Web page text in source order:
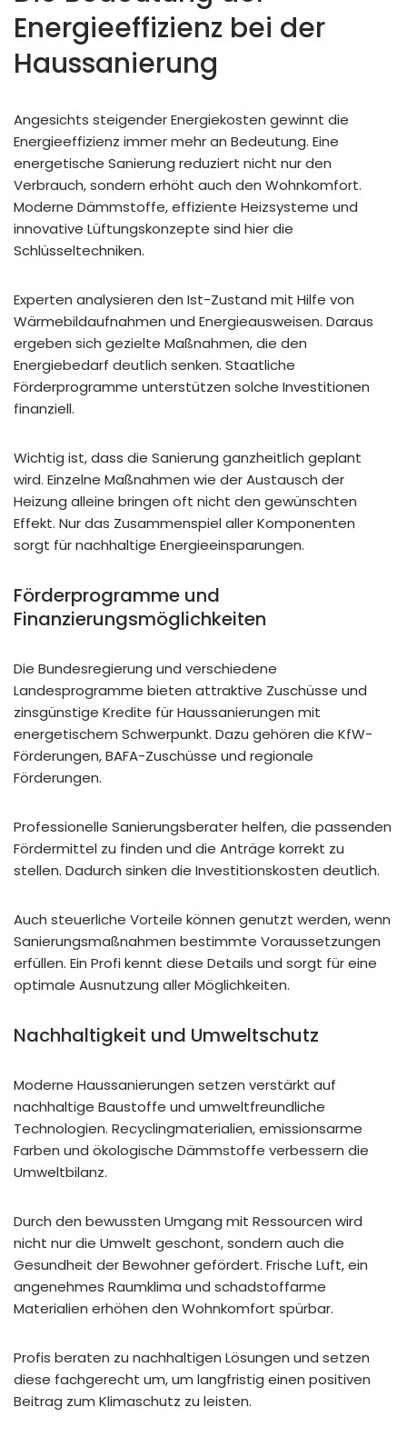
Energieeffizienz bei der
Haussanierung
Angesichts steigender Energiekosten gewinnt die
Energieeffizienz immer mehr an Bedeutung. Eine
energetische Sanierung reduziert nicht nur den
Verbrauch, sondern erhöht auch den Wohnkomfort.
Moderne Dämmstoffe, effiziente Heizsysteme und
innovative Lüftungskonzepte sind hier die
Schlüsseltechniken.
Experten analysieren den Ist-Zustand mit Hilfe von
Wärmebildaufnahmen und Energieausweisen. Daraus
ergeben sich gezielte Maßnahmen, die den
Energiebedarf deutlich senken. Staatliche
Förderprogramme unterstützen solche Investitionen
finanziell.
Wichtig ist, dass die Sanierung ganzheitlich geplant
wird. Einzelne Maßnahmen wie der Austausch der
Heizung alleine bringen oft nicht den gewünschten
Effekt. Nur das Zusammenspiel aller Komponenten
sorgt für nachhaltige Energieeinsparungen.
Förderprogramme und
Finanzierungsmöglichkeiten
Die Bundesregierung und verschiedene
Landesprogramme bieten attraktive Zuschüsse und
zinsgünstige Kredite für Haussanierungen mit
energetischem Schwerpunkt. Dazu gehören die KfW-
Förderungen, BAFA-Zuschüsse und regionale
Förderungen.
Professionelle Sanierungsberater helfen, die passenden
Fördermittel zu finden und die Anträge korrekt zu
stellen. Dadurch sinken die Investitionskosten deutlich.
Auch steuerliche Vorteile können genutzt werden, wenn
Sanierungsmaßnahmen bestimmte Voraussetzungen
erfüllen. Ein Profi kennt diese Details und sorgt für eine
optimale Ausnutzung aller Möglichkeiten.
Nachhaltigkeit und Umweltschutz
Moderne Haussanierungen setzen verstärkt auf
nachhaltige Baustoffe und umweltfreundliche
Technologien. Recyclingmaterialien, emissionsarme
Farben und ökologische Dämmstoffe verbessern die
Umweltbilanz.
Durch den bewussten Umgang mit Ressourcen wird
nicht nur die Umwelt geschont, sondern auch die
Gesundheit der Bewohner gefördert. Frische Luft, ein
angenehmes Raumklima und schadstoffarme
Materialien erhöhen den Wohnkomfort spürbar.
Profis beraten zu nachhaltigen Lösungen und setzen
diese fachgerecht um, um langfristig einen positiven
Beitrag zum Klimaschutz zu leisten.